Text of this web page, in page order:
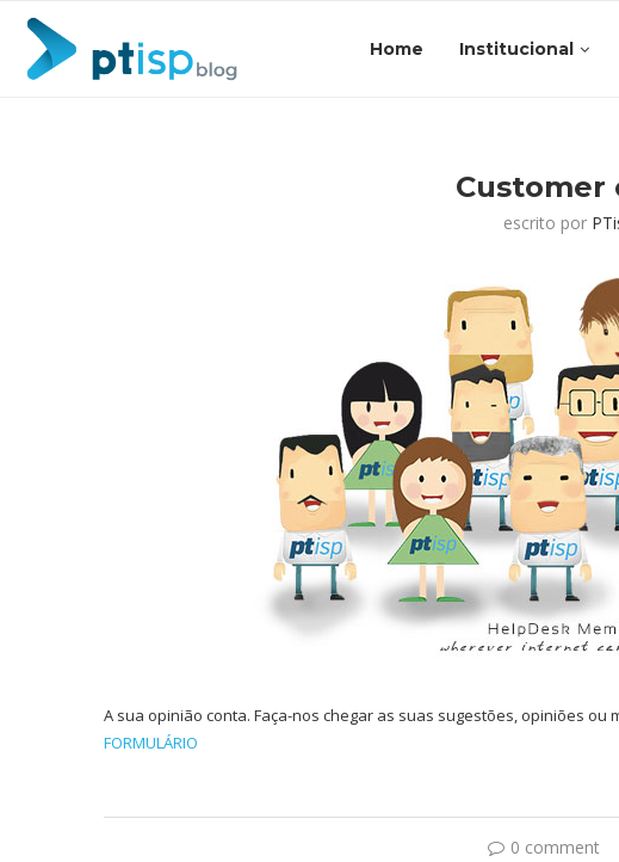
Home Institucional
Customer
escrito por
A sua opinião conta. Faça-nos chegar as suas sugestões, opiniões ou
FORMULÁRIO
0 comment